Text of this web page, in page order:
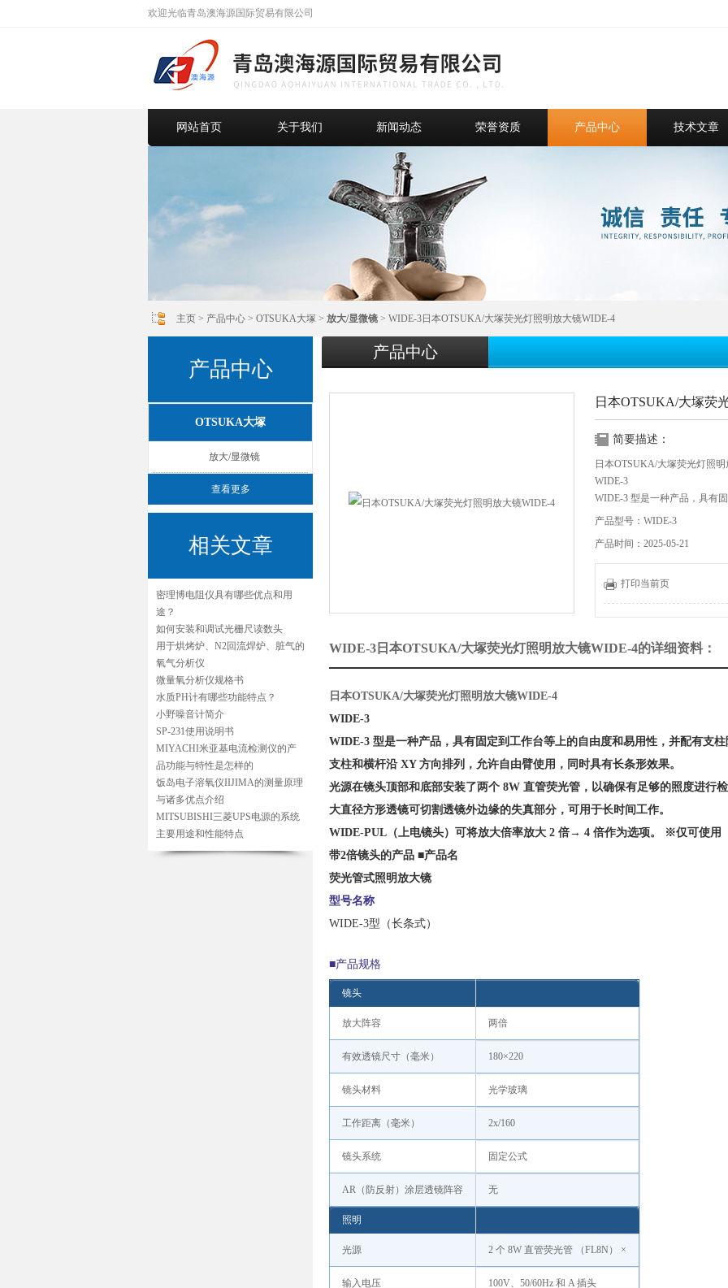
欢迎光临青岛澳海源国际贸易有限公司
网站首页 关于我们 新闻动态 荣誉资质 产品中心 技术文章
主页 > 产品中心 > OTSUKA大塚 > 放大/显微镜 > WIDE-3日本OTSUKA/大塚荧光灯照明放大镜WIDE-4
产品中心
OTSUKA大塚
放大/显微镜
查看更多
相关文章
密理博电阻仪具有哪些优点和用
途？
如何安装和调试光栅尺读数头
用于烘烤炉、N2回流焊炉、脏气的
氧气分析仪
微量氧分析仪规格书
水质PH计有哪些功能特点？
小野噪音计简介
SP-231使用说明书
MIYACHI米亚基电流检测仪的产
品功能与特性是怎样的
饭岛电子溶氧仪IIJIMA的测量原理
与诸多优点介绍
MITSUBISHI三菱UPS电源的系统
主要用途和性能特点
产品中心
日本OTSUKA/大塚荧
简要描述：
日本OTSUKA/大塚荧光灯照
WIDE-3
WIDE-3 型是一种产品，具有
柱随附的夹具。
光源在镜头顶部和底部安装了
检查。
大直径方形透镜可切割透镜
产品型号：WIDE-3
产品时间：2025-05-21
打印当前页
WIDE-3日本OTSUKA/大塚荧光灯照明放大镜WIDE-4的详细资料：
日本OTSUKA/大塚荧光灯照明放大镜WIDE-4
WIDE-3
WIDE-3 型是一种产品，具有固定到工作台等上的自由度和易用性，并配有支
支柱和横杆沿 XY 方向排列，允许自由臂使用，同时具有长条形效果。
光源在镜头顶部和底部安装了两个 8W 直管荧光管，以确保有足够的照度进行
大直径方形透镜可切割透镜外边缘的失真部分，可用于长时间工作。
WIDE-PUL（上电镜头）可将放大倍率放大 2 倍→ 4 倍作为选项。 ※仅可使用
带2倍镜头的产品 ■产品名
荧光管式照明放大镜
型号名称
WIDE-3型（长条式）
■产品规格
镜头
放大阵容 两倍
有效透镜尺寸（毫米） 180×220
镜头材料 光学玻璃
工作距离（毫米） 2x/160
镜头系统 固定公式
AR（防反射）涂层透镜阵容 无
照明
光源 2 个 8W 直管荧光管 （FL8N） ×
输入电压 100V、50/60Hz 和 A 插头